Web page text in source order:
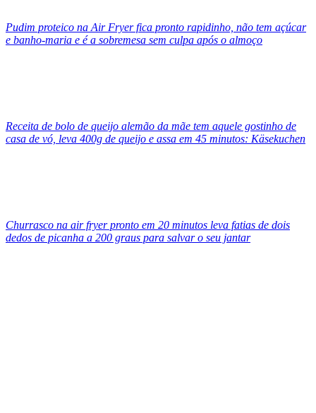
Pudim proteico na Air Fryer fica pronto rapidinho, não tem açúcar
e banho-maria e é a sobremesa sem culpa após o almoço
Receita de bolo de queijo alemão da mãe tem aquele gostinho de
casa de vó, leva 400g de queijo e assa em 45 minutos: Käsekuchen
Churrasco na air fryer pronto em 20 minutos leva fatias de dois
dedos de picanha a 200 graus para salvar o seu jantar